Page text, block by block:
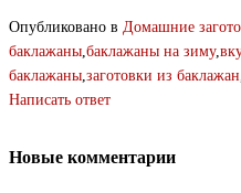
Опубликовано в Домашние
баклажаны баклажаны на зиму,
баклажаны заготовки из баклажан
Написать ответ
Новые комментарии